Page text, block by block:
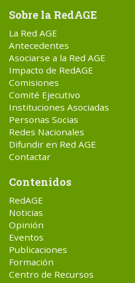
Sobre la RedAGE
La Red AGE
Antecedentes
Asociarse a la Red AGE
Impacto de RedAGE
Comisiones
Comité Ejecutivo
Instituciones Asociadas
Personas Socias
Redes Nacionales
Difundir en Red AGE
Contactar
Contenidos
RedAGE
Noticias
Opinión
Eventos
Publicaciones
Formación
Centro de Recursos